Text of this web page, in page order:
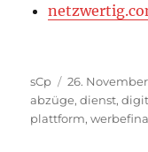
Autor
sCp
Veröffentlicht
am
26.
abzüge,dienst,
plattform,